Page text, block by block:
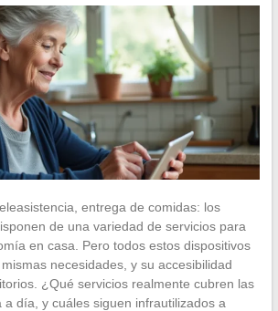
entrega de comidas: los
de una variedad de servicios para
en casa. Pero todos estos dispositivos
necesidades, y su accesibilidad
¿Qué servicios realmente cubren las
día, y cuáles siguen infrautilizados a